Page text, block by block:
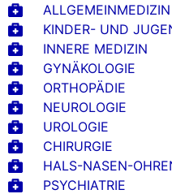
KINDER- UND
INNERE MEDIZIN
GYNÄKOLOGIE
ORTHOPÄDIE
NEUROLOGIE
UROLOGIE
CHIRURGIE
HALS-NASEN-
PSYCHIATRIE